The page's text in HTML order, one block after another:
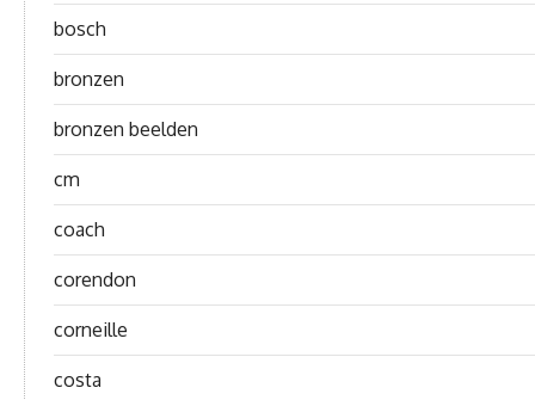
bosch
bronzen
bronzen beelden
cm
coach
corendon
corneille
costa